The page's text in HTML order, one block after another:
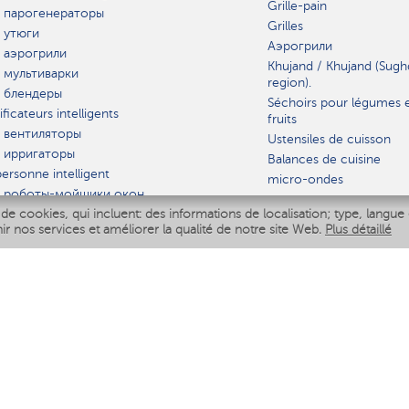
cookies, qui incluent: des informations de localisation; type,
nos services et améliorer la qualité de notre site Web. Plus détaillé
intelligents
intelligent
роботы-мойщики окон
intelligent
IQ Home
Grille-pain
Grilles
Аэрогрили
Khujand / Khujand
region).
Séchoirs pour légumes
fruits
Ustensiles de cuisson
Balances de cuisine
micro-ondes
VAISSELLE